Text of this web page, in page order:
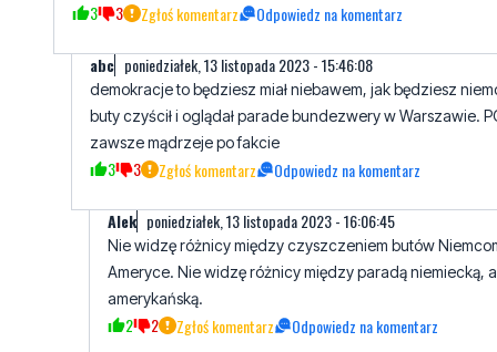
3 3 Zgłoś komentarz Odpowiedz na komentarz
abc poniedziałek, 13 listopada 2023 - 15:46:08
demokracje to będziesz miał niebawem, jak będziesz
buty czyścił i oglądał parade bundezwery w Warszawie.
zawsze mądrzeje po fakcie
3 3 Zgłoś komentarz Odpowiedz na komentarz
AIek poniedziałek, 13 listopada 2023 - 16:06:45
Nie widzę różnicy między czyszczeniem butów
Ameryce. Nie widzę różnicy między paradą niemiecką, a
amerykańską.
2 2 Zgłoś komentarz Odpowiedz na komentarz